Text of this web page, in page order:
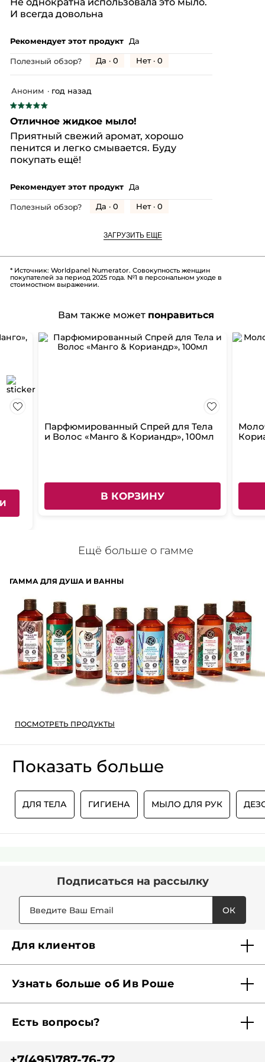
звезд.
И всегда довольна
Рекомендует этот продукт Да
Полезный обзор? Да · 0 Нет · 0
★★★★★
★★★★★
из
5
звезд.
Аноним · год назад
Отличное жидкое мыло!
Приятный свежий аромат, хорошо
пенится и легко смывается. Буду
покупать ещё!
Рекомендует этот продукт Да
Полезный обзор? Да · 0 Нет · 0
ЗАГРУЗИТЬ ЕЩЕ
* Источник: Worldpanel Numerator. Совокупность женщин
покупателей за период 2025 года. №1 в персональном уходе в
стоимостном выражении.
Вам также может понравиться
Парфюмированный Спрей для Тела
и Волос «Манго & Кориандр», 100мл
В КОРЗИНУ
Ещё больше о гамме
ГАММА ДЛЯ ДУША И ВАННЫ
ПОСМОТРЕТЬ ПРОДУКТЫ
Показать больше
ДЛЯ ТЕЛА ГИГИЕНА МЫЛО ДЛЯ РУК
Подписаться на рассылку
ОК
Для клиентов
Карта Мерси
Отследить заказ
Узнать больше об Ив Роше
Наши обязательства
Есть вопросы?